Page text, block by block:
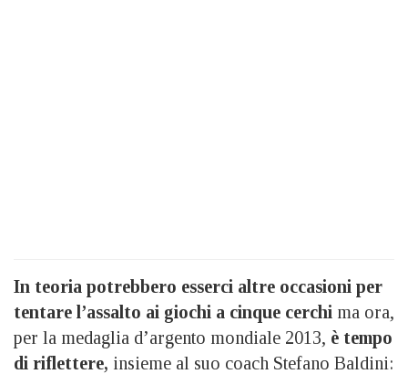
In teoria potrebbero esserci altre occasioni per
tentare l’assalto ai giochi a cinque cerchi ma ora,
per la medaglia d’argento mondiale 2013, è tempo
di riflettere, insieme al suo coach Stefano Baldini: